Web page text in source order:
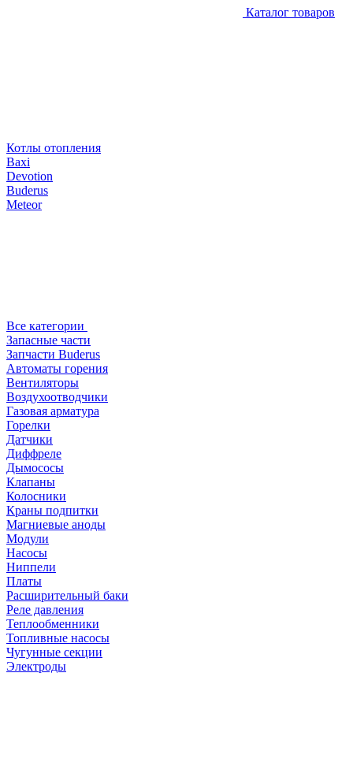
Каталог товаров
Котлы отопления
Baxi
Devotion
Buderus
Meteor
Все категории
Запасные части
Запчасти Buderus
Автоматы горения
Вентиляторы
Воздухоотводчики
Газовая арматура
Горелки
Датчики
Диффреле
Дымососы
Клапаны
Колосники
Краны подпитки
Магниевые аноды
Модули
Насосы
Ниппели
Платы
Расширительный баки
Реле давления
Теплообменники
Топливные насосы
Чугунные секции
Электроды